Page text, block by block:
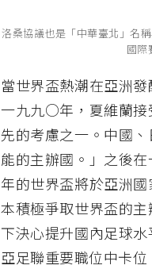
洛桑協議也是「中華臺北」名
國際
當世界盃熱潮在亞洲
一九九○年，夏維蘭接
先的考慮之一。中國
能的主辦國。」之後
年的世界盃將於亞洲
本積極爭取世界盃的
下決心提升國內足球
亞足聯重要職位中卡